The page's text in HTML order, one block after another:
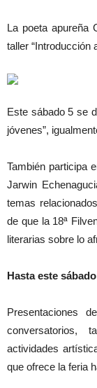
La poeta apureña
taller “Introducción
Este sábado 5 se
jóvenes”,
También participa
Jarwin
temas
de que la 18ª
literarias sobre lo
Hasta este
Presentaciones
conversatorios,
actividades
que ofrece la feria